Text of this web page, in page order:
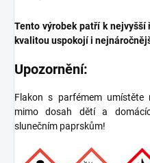
Tento výrobek patří k nejvyšší
kvalitou uspokojí i
Upozornění:
Flakon s parfémem
mimo dosah dětí a
slunečním paprskům!